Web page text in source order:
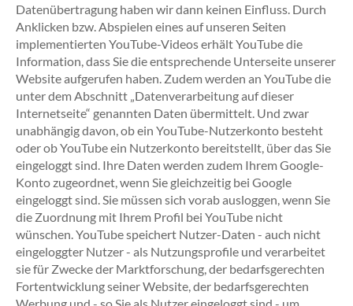
Datenübertragung haben wir dann keinen Einfluss. Durch
Anklicken bzw. Abspielen eines auf unseren Seiten
implementierten YouTube-Videos erhält YouTube die
Information, dass Sie die entsprechende Unterseite unserer
Website aufgerufen haben. Zudem werden an YouTube die
unter dem Abschnitt „Datenverarbeitung auf dieser
Internetseite“ genannten Daten übermittelt. Und zwar
unabhängig davon, ob ein YouTube-Nutzerkonto besteht
oder ob YouTube ein Nutzerkonto bereitstellt, über das Sie
eingeloggt sind. Ihre Daten werden zudem Ihrem Google-
Konto zugeordnet, wenn Sie gleichzeitig bei Google
eingeloggt sind. Sie müssen sich vorab ausloggen, wenn Sie
die Zuordnung mit Ihrem Profil bei YouTube nicht
wünschen. YouTube speichert Nutzer-Daten - auch nicht
eingeloggter Nutzer - als Nutzungsprofile und verarbeitet
sie für Zwecke der Marktforschung, der bedarfsgerechten
Fortentwicklung seiner Website, der bedarfsgerechten